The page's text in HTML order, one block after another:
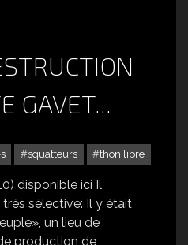
GAVET...
squatteurs thon libre
disponible ici Il
sélective: Il y était
un lieu de
production de